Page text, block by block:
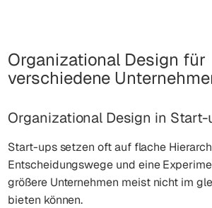
Organizational Design für
verschiedene
Organizational Design in Start-
Start-ups setzen oft auf flache
Entscheidungswege und eine
größere Unternehmen meist nicht im
bieten können.